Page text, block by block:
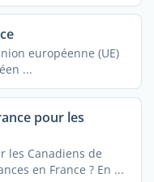
européenne (UE)
...
pour les
les Canadiens de
en France ? En ...